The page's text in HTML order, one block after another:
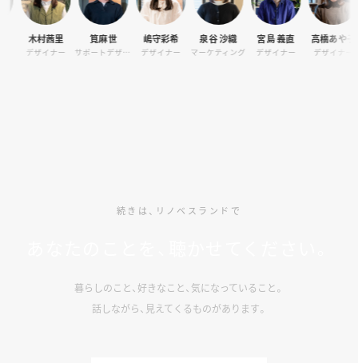
木村茜里
デザイナー
筧麻世
サポートデザイナー
嶋守彩希
デザイナー
泉谷 沙織
マーケティング
宮島 義直
デザイナー
高橋あや子
デザイナー
田
続きは、リノベスランドで
暮らしのこと、好きなこと、気になっていること。
話しながら、見えてくるものがあります。